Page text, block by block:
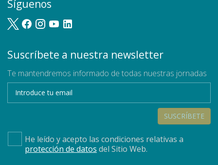
Síguenos
Suscríbete a nuestra newsletter
Te mantendremos informado de todas nuestras jornadas
SUSCRÍBETE
He leído y acepto las condiciones relativas a
protección de datos del Sitio Web.